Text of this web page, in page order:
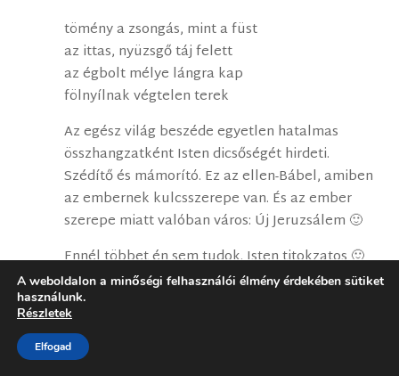
tömény a zsongás, mint a füst
az ittas, nyüzsgő táj felett
az égbolt mélye lángra kap
fölnyílnak végtelen terek
Az egész világ beszéde egyetlen hatalmas
összhangzatként Isten dicsőségét hirdeti.
Szédítő és mámorító. Ez az ellen-Bábel, amiben
az embernek kulcsszerepe van. És az ember
szerepe miatt valóban város: Új Jeruzsálem 🙂
Ennél többet én sem tudok. Isten titokzatos 🙂
Béke veled:
Viktor
A weboldalon a minőségi felhasználói élmény érdekében sütiket
használunk.
Részletek
Elfogad